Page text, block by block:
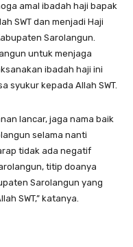
amal ibadah haji bapak
SWT dan menjadi Haji
Sarolangun.
untuk menjaga
ibadah haji ini
syukur kepada Allah SWT.
lancar, jaga nama baik
selama nanti
tidak ada negatif
titip doanya
Sarolangun yang
SWT,” katanya.